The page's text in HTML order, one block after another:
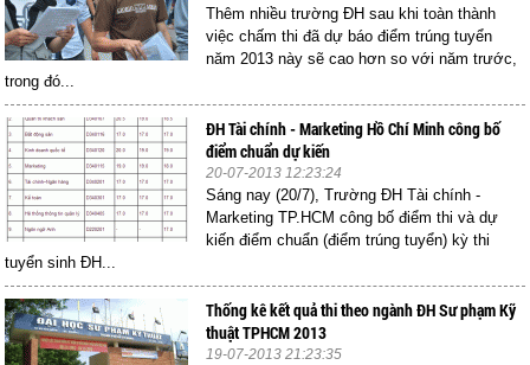
Thêm nhiều trường ĐH sau khi toàn thành
việc chấm thi đã dự báo điểm trúng tuyển
năm 2013 này sẽ cao hơn so với năm trước,
trong đó...
ĐH Tài chính - Marketing Hồ Chí Minh công bố
điểm chuẩn dự kiến
20-07-2013 12:23:24
Sáng nay (20/7), Trường ĐH Tài chính -
Marketing TP.HCM công bố điểm thi và dự
kiến điểm chuẩn (điểm trúng tuyển) kỳ thi
tuyển sinh ĐH...
Thống kê kết quả thi theo ngành ĐH Sư phạm Kỹ
thuật TPHCM 2013
19-07-2013 21:23:35